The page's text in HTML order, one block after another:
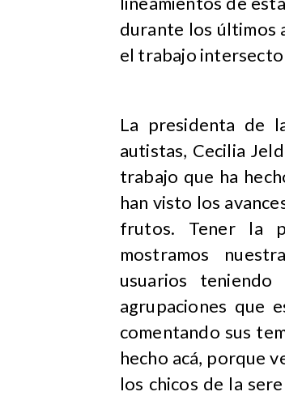
durante los últimos
el trabajo
La presidenta de
autistas, Cecilia
trabajo que ha
han visto los
frutos. Tener la
mostramos
usuarios
agrupaciones que
comentando sus
hecho acá, porque
los chicos de la